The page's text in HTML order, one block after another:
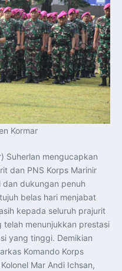
Kormar
Suherlan mengucapkan
dan PNS Korps Marinir
dukungan penuh
belas hari menjabat
kepada seluruh prajurit
telah menunjukkan prestasi
yang tinggi. Demikian
Komando Korps
Mar Andi Ichsan,